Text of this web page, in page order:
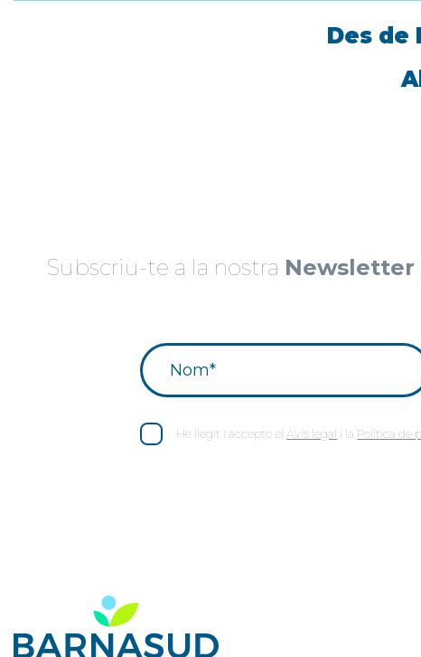
Des de
Subscriu-te a la nostra Newsletter
He llegit i accepto elAvís legal i la Política de